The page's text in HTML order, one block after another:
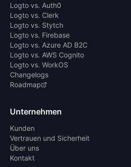
Logto vs. Auth0
Logto vs. Clerk
Logto vs. Stytch
Logto vs. Firebase
Logto vs. Azure AD B2C
Logto vs. AWS Cognito
Logto vs. WorkOS
Changelogs
Roadmap
Unternehmen
Kunden
Vertrauen und Sicherheit
Über uns
Kontakt